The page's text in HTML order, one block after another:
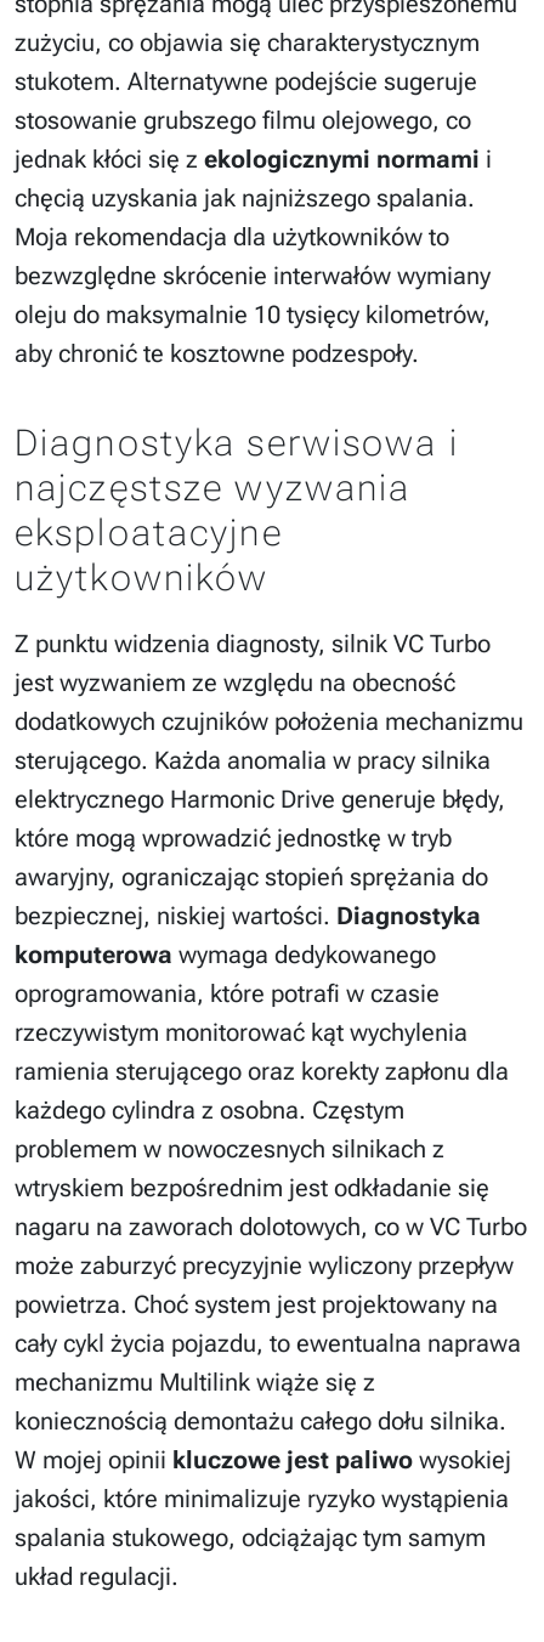
zużyciu, co objawia się charakterystycznym
stukotem. Alternatywne podejście sugeruje
stosowanie grubszego filmu olejowego, co
jednak kłóci się z ekologicznymi normami i
chęcią uzyskania jak najniższego spalania.
Moja rekomendacja dla użytkowników to
bezwzględne skrócenie interwałów wymiany
oleju do maksymalnie 10 tysięcy kilometrów,
aby chronić te kosztowne podzespoły.
Diagnostyka serwisowa i
najczęstsze wyzwania
eksploatacyjne
użytkowników
Z punktu widzenia diagnosty, silnik VC Turbo
jest wyzwaniem ze względu na obecność
dodatkowych czujników położenia mechanizmu
sterującego. Każda anomalia w pracy silnika
elektrycznego Harmonic Drive generuje błędy,
które mogą wprowadzić jednostkę w tryb
awaryjny, ograniczając stopień sprężania do
bezpiecznej, niskiej wartości. Diagnostyka
komputerowa wymaga dedykowanego
oprogramowania, które potrafi w czasie
rzeczywistym monitorować kąt wychylenia
ramienia sterującego oraz korekty zapłonu dla
każdego cylindra z osobna. Częstym
problemem w nowoczesnych silnikach z
wtryskiem bezpośrednim jest odkładanie się
nagaru na zaworach dolotowych, co w VC Turbo
może zaburzyć precyzyjnie wyliczony przepływ
powietrza. Choć system jest projektowany na
cały cykl życia pojazdu, to ewentualna naprawa
mechanizmu Multilink wiąże się z
koniecznością demontażu całego dołu silnika.
W mojej opinii kluczowe jest paliwo wysokiej
jakości, które minimalizuje ryzyko wystąpienia
spalania stukowego, odciążając tym samym
układ regulacji.